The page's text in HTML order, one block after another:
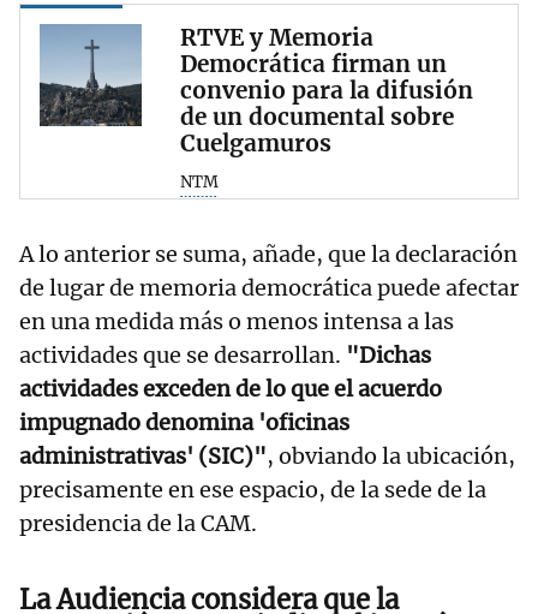
RTVE y Memoria
Democrática firman un
convenio para la difusión
de un documental sobre
Cuelgamuros
NTM
A lo anterior se suma, añade, que la declaración
de lugar de memoria democrática puede afectar
en una medida más o menos intensa a las
actividades que se desarrollan. "Dichas
actividades exceden de lo que el acuerdo
impugnado denomina 'oficinas
administrativas' (SIC)", obviando la ubicación,
precisamente en ese espacio, de la sede de la
presidencia de la CAM.
La Audiencia considera que la